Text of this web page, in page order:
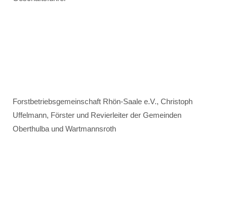
Forstbetriebsgemeinschaft Rhön-Saale e.V., Christoph
Uffelmann, Förster und Revierleiter der Gemeinden
Oberthulba und Wartmannsroth